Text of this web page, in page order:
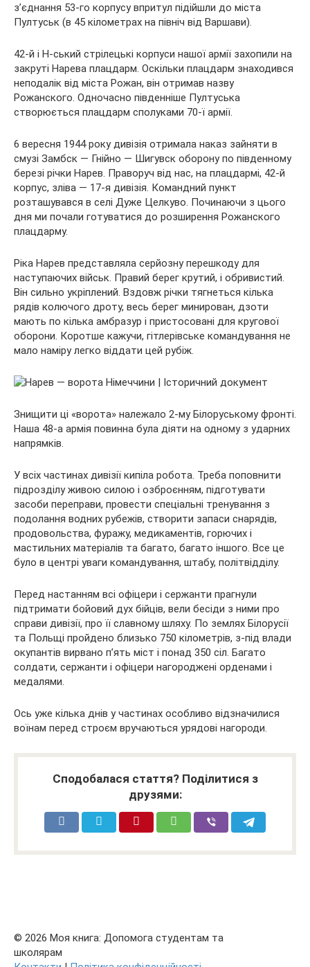
з’єднання 53-го корпусу впритул підійшли до міста
Пултуськ (в 45 кілометрах на північ від Варшави).
42-й і Н-ський стрілецькі корпуси нашої армії захопили на
закруті Нарева плацдарм. Оскільки плацдарм знаходився
неподалік від міста Рожан, він отримав назву
Рожанского. Одночасно південніше Пултуська
створюється плацдарм сполуками 70-ї армії.
6 вересня 1944 року дивізія отримала наказ зайняти в
смузі Замбск — Гнійно — Шигувск оборону по південному
березі річки Нарев. Праворуч від нас, на плацдармі, 42-й
корпус, зліва — 17-я дивізія. Командний пункт
розташувався в селі Дуже Целкуво. Починаючи з цього
дня ми почали готуватися до розширення Рожанского
плацдарму.
Ріка Нарев представляла серйозну перешкоду для
наступаючих військ. Правий берег крутий, і обривистий.
Він сильно укріплений. Вздовж річки тягнеться кілька
рядів колючого дроту, весь берег минирован, дзоти
мають по кілька амбразур і пристосовані для кругової
оборони. Коротше кажучи, гітлерівське командування не
мало наміру легко віддати цей рубіж.
Знищити ці «ворота» належало 2-му Білоруському фронті.
Наша 48-а армія повинна була діяти на одному з ударних
напрямків.
У всіх частинах дивізії кипіла робота. Треба поповнити
підрозділу живою силою і озброєнням, підготувати
засоби переправи, провести спеціальні тренування з
подолання водних рубежів, створити запаси снарядів,
продовольства, фуражу, медикаментів, горючих і
мастильних матеріалів та багато, багато іншого. Все це
було в центрі уваги командування, штабу, політвідділу.
Перед настанням всі офіцери і сержанти прагнули
підтримати бойовий дух бійців, вели бесіди з ними про
справи дивізії, про її славному шляху. По землях Білорусії
та Польщі пройдено близько 750 кілометрів, з-під влади
окупантів вирвано п’ять міст і понад 350 сіл. Багато
солдати, сержанти і офіцери нагороджені орденами і
медалями.
Ось уже кілька днів у частинах особливо відзначилися
воїнам перед строєм вручаються урядові нагороди.
Сподобалася стаття? Поділитися з
друзями:
© 2026 Моя книга: Допомога студентам та
школярам